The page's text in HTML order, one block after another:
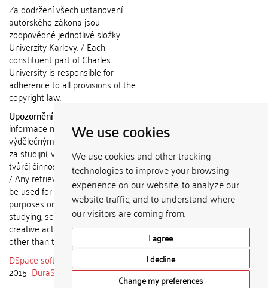
We use cookies
We use cookies and other tracking
technologies to improve your browsing
experience on our website, to analyze our
website traffic, and to understand where
our visitors are coming from.
I agree
I decline
Change my preferences
Za dodržení všech ustanovení
autorského zákona jsou
zodpovědné jednotlivé složky
Univerzity Karlovy. / Each
constituent part of Charles
University is responsible for
adherence to all provisions of the
copyright law.
Upozornění / Notice:
informace nemohou být použity k
výdělečným účelům nebo vydávány
za studijní, vědeckou nebo jinou
tvůrčí činnost jiné osoby než autora.
/ Any retrieved information shall not
be used for any commercial
purposes or claimed as results of
studying, scientific or any other
creative activities of any person
other than the author.
DSpace software
2015 DuraSpace